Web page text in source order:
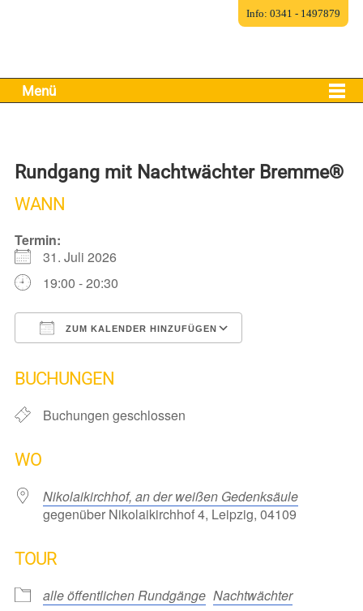
Menü
Rundgang mit Nachtwächter Bremme®
WANN
Termin:
31. Juli 2026
19:00 - 20:30
ZUM KALENDER HINZUFÜGEN
BUCHUNGEN
Buchungen geschlossen
WO
Nikolaikirchhof, an der weißen Gedenksäule
gegenüber Nikolaikirchhof 4, Leipzig, 04109
TOUR
alle öffentlichen Rundgänge Nachtwächter
Info: 0341 - 1497879